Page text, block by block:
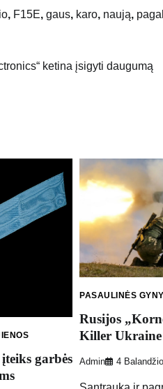
, F15E, gaus, karo, naują, pagal
ketina įsigyti daugumą
garbės
PASAULINĖS
Rusijos
Killer Ukraine
Admin 4